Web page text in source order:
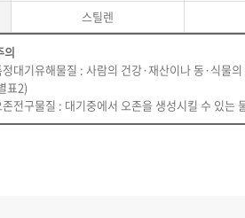
스틸렌
정대기유해물질 : 사람의 건강·재산이나 동·식물
표2)
존전구물질 : 대기중에서 오존을 생성시킬 수 있는